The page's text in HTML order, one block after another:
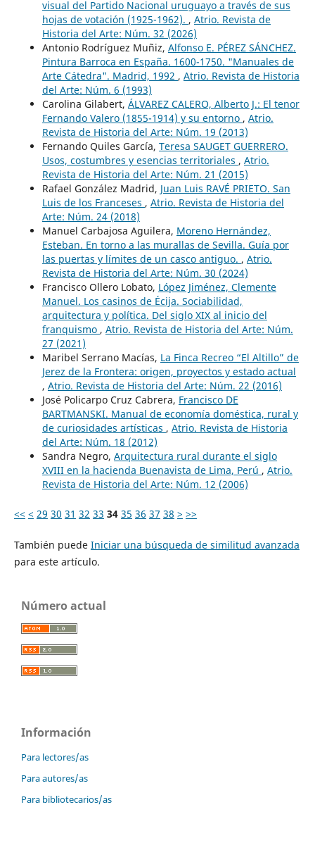
visual del Partido Nacional uruguayo a través de sus
hojas de votación (1925-1962). , Atrio. Revista de
Historia del Arte: Núm. 32 (2026)
Antonio Rodríguez Muñiz, Alfonso E. PÉREZ SÁNCHEZ.
Pintura Barroca en España. 1600-1750. "Manuales de
Arte Cátedra". Madrid, 1992 , Atrio. Revista de Historia
del Arte: Núm. 6 (1993)
Carolina Gilabert, ÁLVAREZ CALERO, Alberto J.: El tenor
Fernando Valero (1855-1914) y su entorno , Atrio.
Revista de Historia del Arte: Núm. 19 (2013)
Fernando Quiles García, Teresa SAUGET GUERRERO.
Usos, costumbres y esencias territoriales , Atrio.
Revista de Historia del Arte: Núm. 21 (2015)
Rafael González Madrid, Juan Luis RAVÉ PRIETO. San
Luis de los Franceses , Atrio. Revista de Historia del
Arte: Núm. 24 (2018)
Manuel Carbajosa Aguilera, Moreno Hernández,
Esteban. En torno a las murallas de Sevilla. Guía por
las puertas y límites de un casco antiguo. , Atrio.
Revista de Historia del Arte: Núm. 30 (2024)
Francisco Ollero Lobato, López Jiménez, Clemente
Manuel. Los casinos de Écija. Sociabilidad,
arquitectura y política. Del siglo XIX al inicio del
franquismo , Atrio. Revista de Historia del Arte: Núm.
27 (2021)
Maribel Serrano Macías, La Finca Recreo “El Altillo” de
Jerez de la Frontera: origen, proyectos y estado actual
, Atrio. Revista de Historia del Arte: Núm. 22 (2016)
José Policarpo Cruz Cabrera, Francisco DE
BARTMANSKI. Manual de economía doméstica, rural y
de curiosidades artísticas , Atrio. Revista de Historia
del Arte: Núm. 18 (2012)
Sandra Negro, Arquitectura rural durante el siglo
XVIII en la hacienda Buenavista de Lima, Perú , Atrio.
Revista de Historia del Arte: Núm. 12 (2006)
<< < 29 30 31 32 33 34 35 36 37 38 > >>
También puede Iniciar una búsqueda de similitud avanzada
para este artículo.
Número actual
Información
Para lectores/as
Para autores/as
Para bibliotecarios/as